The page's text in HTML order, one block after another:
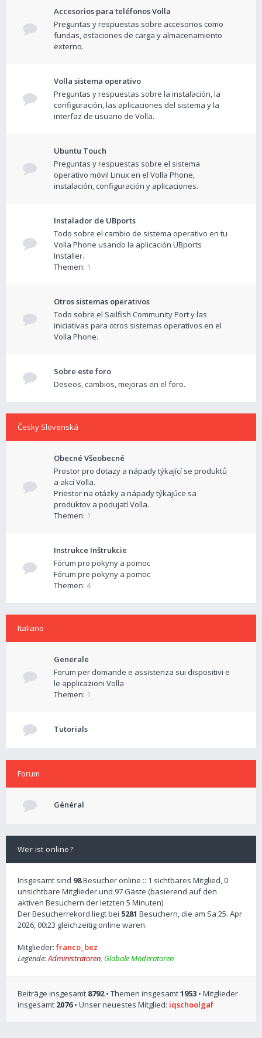
Accesorios para teléfonos Volla
Preguntas y respuestas sobre accesorios como
fundas, estaciones de carga y almacenamiento
externo.
Volla sistema operativo
Preguntas y respuestas sobre la instalación, la
configuración, las aplicaciones del sistema y la
interfaz de usuario de Volla.
Ubuntu Touch
Preguntas y respuestas sobre el sistema
operativo móvil Linux en el Volla Phone,
instalación, configuración y aplicaciones.
Instalador de UBports
Todo sobre el cambio de sistema operativo en tu
Volla Phone usando la aplicación UBports
Installer.
Themen: 1
Otros sistemas operativos
Todo sobre el Sailfish Community Port y las
iniciativas para otros sistemas operativos en el
Volla Phone.
Sobre este foro
Deseos, cambios, mejoras en el foro.
Česky Slovenská
Obecné Všeobecné
Prostor pro dotazy a nápady týkající se produktů
a akcí Volla.
Priestor na otázky a nápady týkajúce sa
produktov a podujatí Volla.
Themen: 1
Instrukce Inštrukcie
Fórum pro pokyny a pomoc
Fórum pre pokyny a pomoc
Themen: 4
Italiano
Generale
Forum per domande e assistenza sui dispositivi e
le applicazioni Volla
Themen: 1
Tutorials
Forum
Général
Wer ist online?
Insgesamt sind 98Besucher online :: 1 sichtbares Mitglied, 0
unsichtbare Mitglieder und 97 Gäste (basierend auf den
aktiven Besuchern der letzten 5 Minuten)
Der Besucherrekord liegt bei 5281 Besuchern, die am Sa 25. Apr
2026, 00:23 gleichzeitig online waren.
Mitglieder: franco_bez
Legende:Administratoren, Globale Moderatoren
Beiträge insgesamt 8792• Themen insgesamt1953 • Mitglieder
insgesamt 2076• Unser neuestes Mitglied: iqschoolgaf